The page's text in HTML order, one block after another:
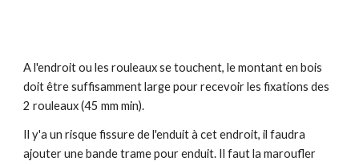
A l'endroit ou les rouleaux se touchent, le montant en bois
doit être suffisamment large pour recevoir les fixations des
2 rouleaux (45 mm min).
Il y'a un risque fissure de l'enduit à cet endroit, il faudra
ajouter une bande trame pour enduit. Il faut la maroufler